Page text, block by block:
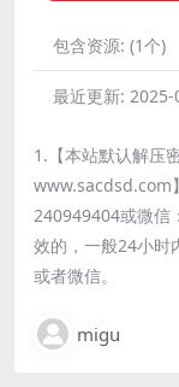
包含资源: (1个)
最近更新: 2025-
1.【本站默认解压
www.sacdsd.com
240949404或微信
效的，一般24小时
或者微信。
migu